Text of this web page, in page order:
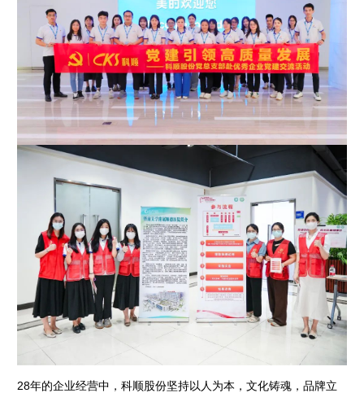
28年的企业经营中，科顺股份坚持以人为本，文化铸魂，品牌立